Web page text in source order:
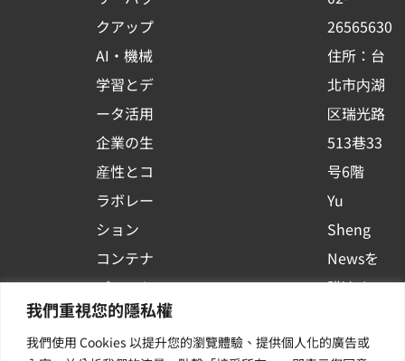
我們重視您的隱私權
我們使用 Cookies 以提升您的瀏覽體驗、提供個人化的廣告或
クアップ
AI・機械
学習とデ
ータ活用
企業の生
産性とコ
ラボレー
ション
コンテナ
プラット
フォーム
活用
k
-
s
q
u
a
r
e
n
26565630
住所：台
北市内湖
区瑞光路
513巷33
号6階
Yu
Sheng
Newsを
購読する
イベント